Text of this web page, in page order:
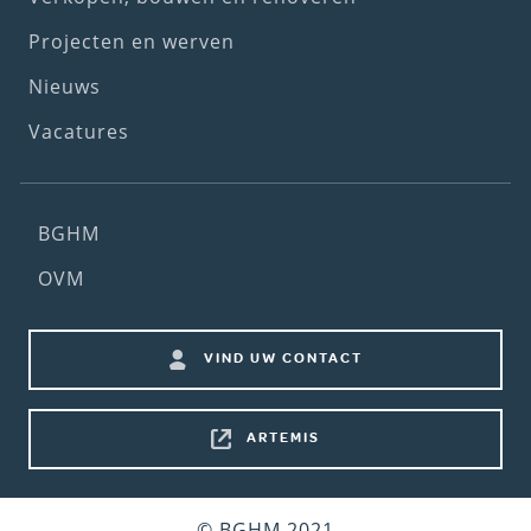
Projecten en werven
Nieuws
Vacatures
Footer
(2nd
BGHM
OVM
shortcuts
VIND UW CONTACT
ARTEMIS